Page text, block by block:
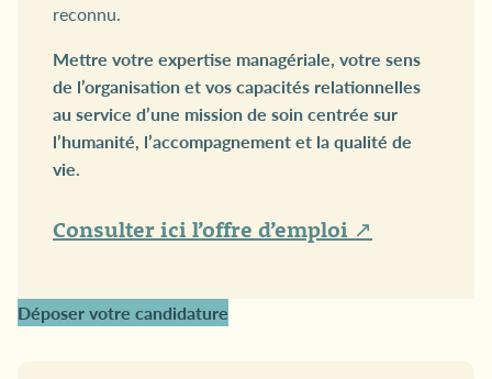
reconnu.
Mettre votre expertise managériale, votre sens
de l’organisation et vos capacités relationnelles
au service d’une mission de soin centrée sur
l’humanité, l’accompagnement et la qualité de
vie.
Consulter ici l’offre d’emploi ↗
Déposer votre candidature